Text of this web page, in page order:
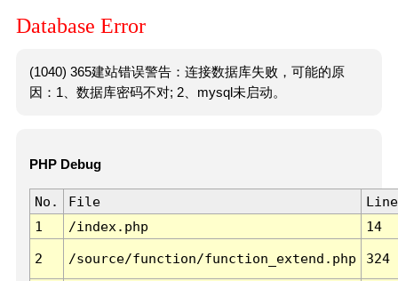
Database Error
(1040) 365建站错误警告：连接数据库失败，可能的原
因：1、数据库密码不对; 2、mysql未启动。
PHP Debug
No. File
Line
1
/index.php 14
2 /source/function/function_extend.php 324